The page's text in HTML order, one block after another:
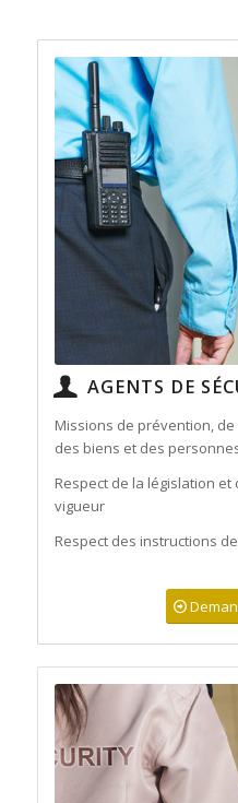
AGENTS DE
Missions de prévention,
des biens et des
Respect de la législation
vigueur
Respect des instructions